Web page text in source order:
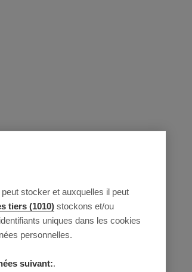
stocker et auxquelles il peut
tiers (1010) stockons et/ou
uniques dans les cookies
personnelles.
suivant:.